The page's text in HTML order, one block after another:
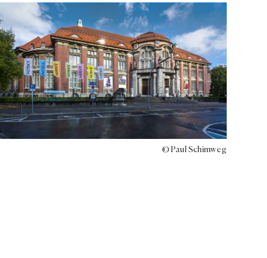
© Paul Schimweg